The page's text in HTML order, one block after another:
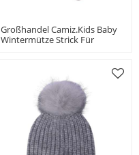
Großhandel Camiz.kids Baby
Wintermütze Strick Für